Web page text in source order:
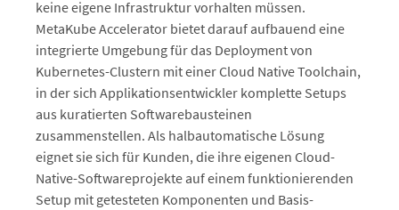
keine eigene Infrastruktur vorhalten müssen.
MetaKube Accelerator bietet darauf aufbauend eine
integrierte Umgebung für das Deployment von
Kubernetes-Clustern mit einer Cloud Native Toolchain,
in der sich Applikationsentwickler komplette Setups
aus kuratierten Softwarebausteinen
zusammenstellen. Als halbautomatische Lösung
eignet sie sich für Kunden, die ihre eigenen Cloud-
Native-Softwareprojekte auf einem funktionierenden
Setup mit getesteten Komponenten und Basis-